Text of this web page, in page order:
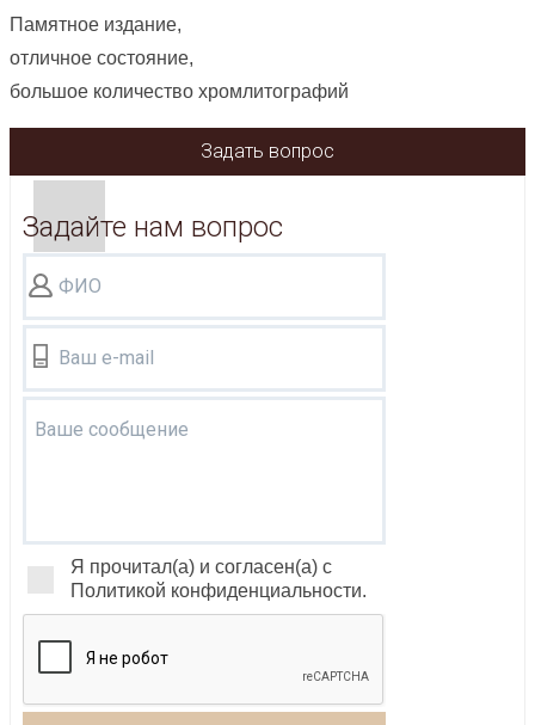
Памятное издание,
отличное состояние,
большое количество хромлитографий
Задать вопрос
Задайте нам вопрос
ФИО
Ваш e-mail
Ваше сообщение
Я прочитал(а) и согласен(а) с
Политикой конфиденциальности.